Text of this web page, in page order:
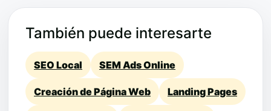
También puede interesarte
SEO Local SEM Ads Online
Creación de Página Web Landing Pages